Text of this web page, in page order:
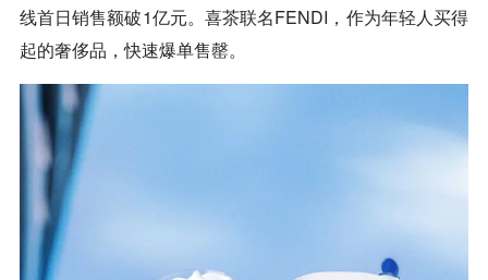
线首日销售额破1亿元。喜茶联名FENDI，作为年轻人买得
起的奢侈品，快速爆单售罄。